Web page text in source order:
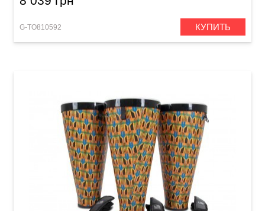
G-TO810592 КУПИТЬ